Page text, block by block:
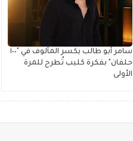
سامر أبو طالب يكسر المألوف في "١٠٠
حلفان" بفكرة كليب تُطرح للمرة
الأولى